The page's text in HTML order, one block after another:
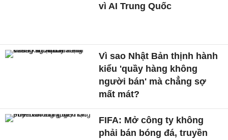
vì AI Trung Quốc
Vì sao Nhật Bản thịnh hành
kiểu 'quầy hàng không
người bán' mà chẳng sợ
mất mát?
FIFA: Mở công ty không
phải bán bóng đá, truyền